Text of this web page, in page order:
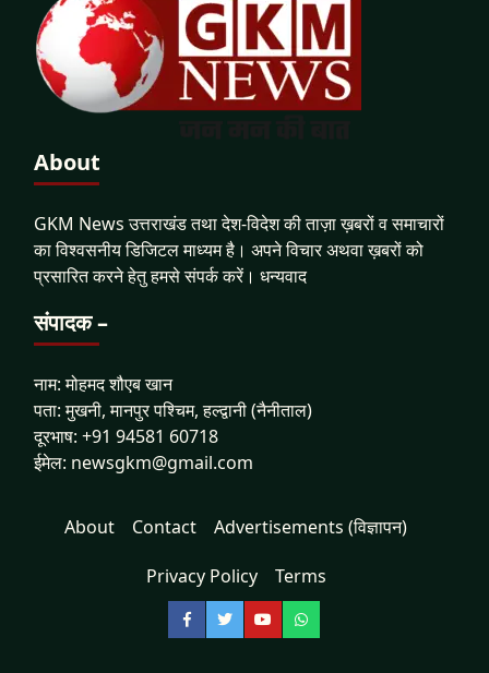
About
GKM News उत्तराखंड तथा देश-विदेश की ताज़ा ख़बरों व समाचारों
का विश्वसनीय डिजिटल माध्यम है। अपने विचार अथवा ख़बरों को
प्रसारित करने हेतु हमसे संपर्क करें। धन्यवाद
संपादक –
नाम: मोहमद शौएब खान
पता: मुखनी, मानपुर पश्चिम, हल्द्वानी (नैनीताल)
दूरभाष: +91 94581 60718
ईमेल: newsgkm@gmail.com
About Contact Advertisements (विज्ञापन)
Privacy Policy Terms
Facebook
TwitterYouTubeWhatsApp